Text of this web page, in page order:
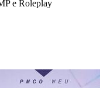
e Roleplay